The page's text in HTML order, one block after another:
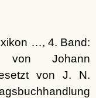
…, 4. Band:
von Johann
von J. N.